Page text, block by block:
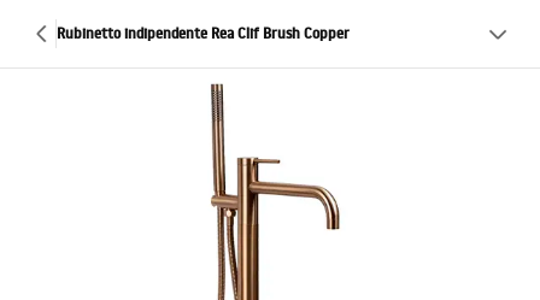
Rubinetto indipendente Rea Clif Brush Copper